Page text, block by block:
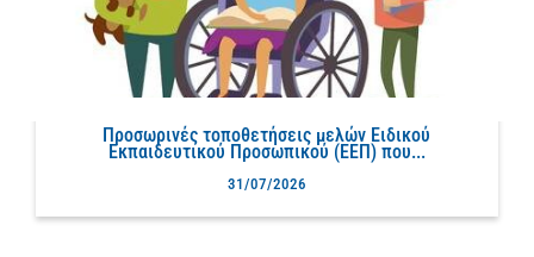
Προσωρινές τοποθετήσεις μελών Ειδικού
Εκπαιδευτικού Προσωπικού (ΕΕΠ) που...
31/07/2026